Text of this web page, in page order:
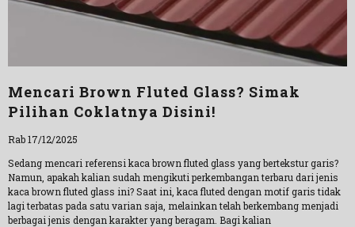
Mencari Brown Fluted Glass? Simak
Pilihan Coklatnya Disini!
Rab 17/12/2025
Sedang mencari referensi kaca brown fluted glass yang bertekstur garis?
Namun, apakah kalian sudah mengikuti perkembangan terbaru dari jenis
kaca brown fluted glass ini? Saat ini, kaca fluted dengan motif garis tidak
lagi terbatas pada satu varian saja, melainkan telah berkembang menjadi
berbagai jenis dengan karakter yang beragam. Bagi kalian